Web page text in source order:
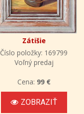
Zátišie
Číslo položky: 169799
Voľný predaj
Cena: 99 €
ZOBRAZIŤ